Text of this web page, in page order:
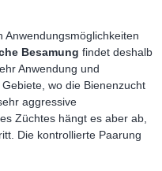
Anwendungsmöglichkeiten
Besamung findet deshalb
Anwendung und
wo die Bienenzucht
aggressive
Züchtes hängt es aber ab,
Die kontrollierte Paarung